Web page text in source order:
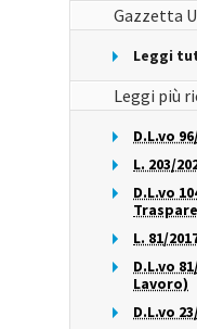
Gazzetta
Leggi
Leggi più
D.L.vo
L. 203/
D.L.vo
L. 81/
D.L.vo
Lavoro)
D.L.vo